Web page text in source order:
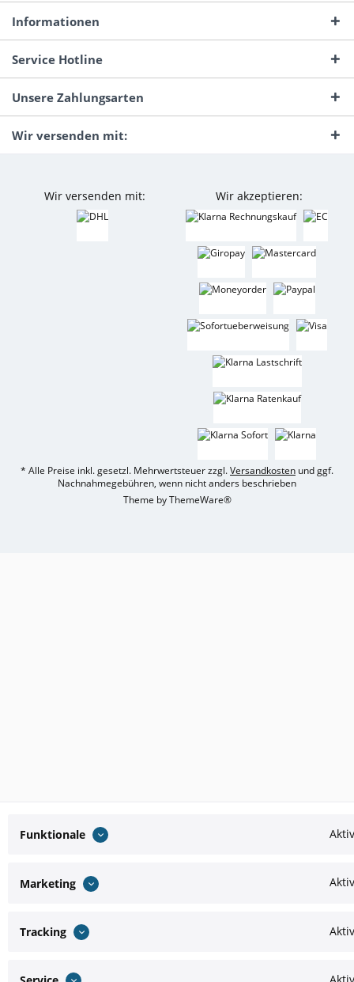
Informationen
Service Hotline
Unsere Zahlungsarten
Wir versenden mit:
Wir versenden mit: Wir akzeptieren:
* Alle Preise inkl. gesetzl. Mehrwertsteuer zzgl.Versandkosten und ggf.
Nachnahmegebühren, wenn nicht anders beschrieben
Theme byThemeWare®
Funktionale Aktiv
Marketing Aktiv
Tracking Aktiv